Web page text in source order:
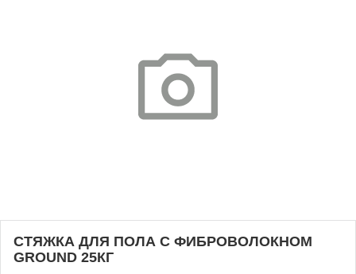
СТЯЖКА ДЛЯ ПОЛА С ФИБРОВОЛОКНОМ
GROUND 25КГ